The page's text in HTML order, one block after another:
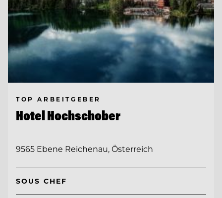
TOP ARBEITGEBER
Hotel Hochschober
9565 Ebene Reichenau, Österreich
SOUS CHEF